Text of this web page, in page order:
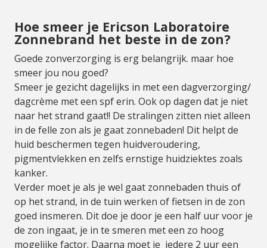
Hoe smeer je Ericson Laboratoire
Zonnebrand het beste in de zon?
Goede zonverzorging is erg belangrijk. maar hoe
smeer jou nou goed?
Smeer je gezicht dagelijks in met een dagverzorging/
dagcrème met een spf erin. Ook op dagen dat je niet
naar het strand gaat!! De stralingen zitten niet alleen
in de felle zon als je gaat zonnebaden! Dit helpt de
huid beschermen tegen huidveroudering,
pigmentvlekken en zelfs ernstige huidziektes zoals
kanker.
Verder moet je als je wel gaat zonnebaden thuis of
op het strand, in de tuin werken of fietsen in de zon
goed insmeren. Dit doe je door je een half uur voor je
de zon ingaat, je in te smeren met een zo hoog
mogelijke factor. Daarna moet je iedere 2 uur een